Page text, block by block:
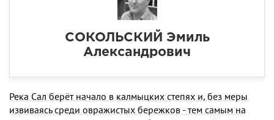
СОКОЛЬСКИЙ Эмиль
Александрович
Река Сал берёт начало в калмыцких степях и, без меры
изви­ваясь среди овражистых бережков - тем самым на